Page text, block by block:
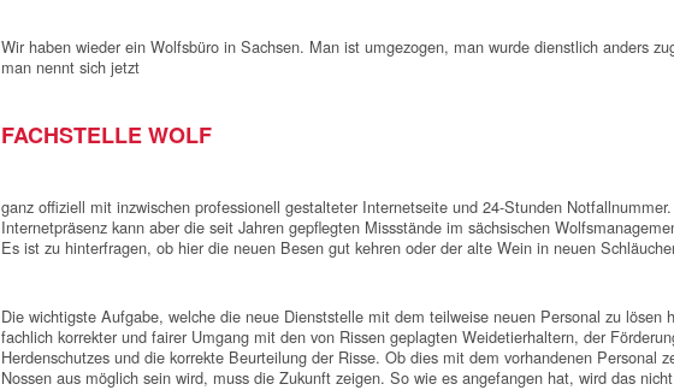
Wir haben wieder ein Wolfsbüro in Sachsen. Man ist umgezogen, man wurde dienstlich anders
man nennt sich jetzt
FACHSTELLE WOLF
ganz offiziell mit inzwischen professionell gestalteter Internetseite und 24-Stunden
Internetpräsenz kann aber die seit Jahren gepflegten Missstände im sächsischen
Es ist zu hinterfragen, ob hier die neuen Besen gut kehren oder der alte Wein in neuen
Die wichtigste Aufgabe, welche die neue Dienststelle mit dem teilweise neuen Personal zu lösen
fachlich korrekter und fairer Umgang mit den von Rissen geplagten Weidetierhaltern, der
Herdenschutzes und die korrekte Beurteilung der Risse. Ob dies mit dem vorhandenen Personal
Nossen aus möglich sein wird, muss die Zukunft zeigen. So wie es angefangen hat, wird das